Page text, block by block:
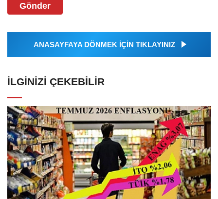
Gönder
ANASAYFAYA DÖNMEK İÇİN TIKLAYINIZ
İLGINIZI ÇEKEBILIR